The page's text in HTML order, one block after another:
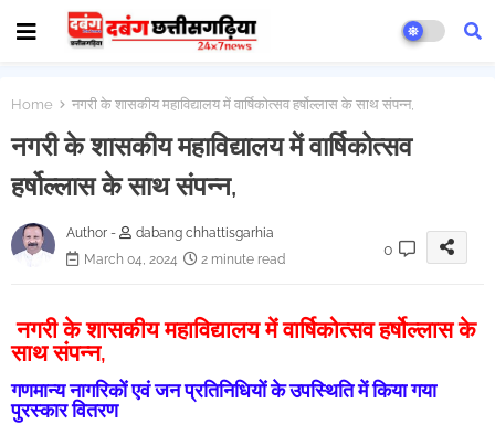
Home नगरी के शासकीय महाविद्यालय में वार्षिकोत्सव हर्षोल्लास के साथ संपन्न,
नगरी के शासकीय महाविद्यालय में वार्षिकोत्सव
हर्षोल्लास के साथ संपन्न,
Author -
dabang chhattisgarhia
March 04, 2024
2 minute read
0
नगरी के शासकीय महाविद्यालय में वार्षिकोत्सव हर्षोल्लास के
साथ संपन्न,
गणमान्य नागरिकों एवं जन प्रतिनिधियों के उपस्थिति में किया गया
पुरस्कार वितरण